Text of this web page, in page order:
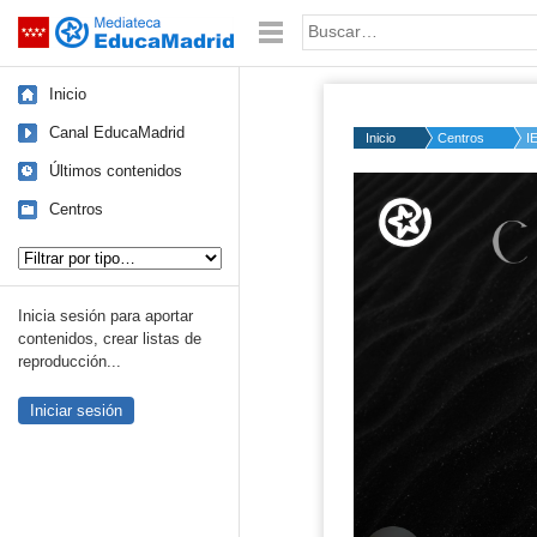
Saltar navegación Palabra o frase:
Inicio
Canal EducaMadrid
Últimos contenidos
Centros
Inicia sesión para aportar
contenidos, crear listas de
reproducción...
Iniciar sesión
Inicio Centros
50%